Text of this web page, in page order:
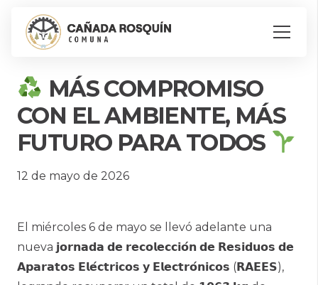
MÁS COMPROMISO
CON EL AMBIENTE, MÁS
FUTURO PARA TODOS
12 de mayo de 2026
El miércoles 6 de mayo se llevó adelante una
nueva 𝗷𝗼𝗿𝗻𝗮𝗱𝗮 𝗱𝗲 𝗿𝗲𝗰𝗼𝗹𝗲𝗰𝗰𝗶𝗼́𝗻 𝗱𝗲 𝗥𝗲𝘀𝗶𝗱𝘂𝗼𝘀 𝗱𝗲
𝗔𝗽𝗮𝗿𝗮𝘁𝗼𝘀 𝗘𝗹𝗲́𝗰𝘁𝗿𝗶𝗰𝗼𝘀 𝘆 𝗘𝗹𝗲𝗰𝘁𝗿𝗼́𝗻𝗶𝗰𝗼𝘀 (𝗥𝗔𝗘𝗘𝗦),